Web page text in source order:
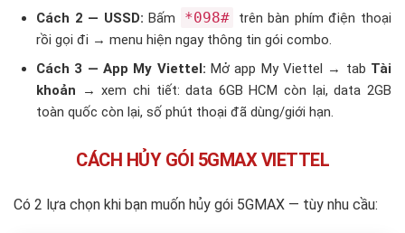
Cách 2 — USSD: Bấm *098#
trên bàn phím điện thoại
rồi gọi đi → menu hiện ngay thông tin gói combo.
Cách 3 — App My Viettel: Mở app My Viettel → tab Tài
khoản → xem chi tiết: data 6GB HCM còn lại, data 2GB
toàn quốc còn lại, số phút thoại đã dùng/giới hạn.
CÁCH HỦY GÓI 5GMAX VIETTEL
Có 2 lựa chọn khi bạn muốn hủy gói 5GMAX — tùy nhu cầu: